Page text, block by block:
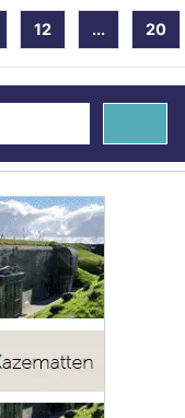
12 ... 20